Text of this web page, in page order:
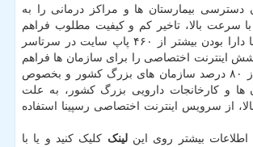
دسترسی بیمارستان ها و مراکز درمانی را به
سرعت بالا، تاخیر کم و کیفیت مطلوب فراهم
می سازد. رسپینا با دارا بودن بیشتر از ۴۶۰ پاپ سایت در سرتاسر
اینترنت اختصاصی را برای سازمان ها فراهم
می آورد و بیشتر از ۸۰ درصد سازمان های بزرگ کشور و بخصوص
ها و کارخانجات دارویی بزرگ کشور، به علت
از سرویس اینترنت اختصاصی رسپینا استفاده
اطلاعات بیشتر روی اینلینک کلیک کنید و یا با